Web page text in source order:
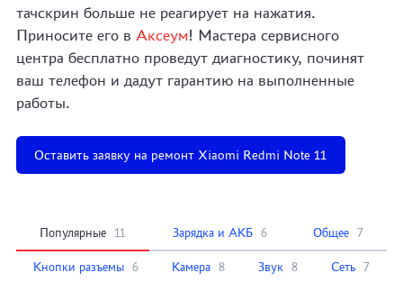
тачскрин больше не реагирует на нажатия.
Приносите его в Аксеум! Мастера сервисного
центра бесплатно проведут диагностику, починят
ваш телефон и дадут гарантию на выполненные
работы.
Оставить заявку на ремонт Xiaomi Redmi Note 11
Популярные 11 Зарядка и АКБ 6 Общее 7
Кнопки разъемы 6 Камера 8 Звук 8 Сеть 7